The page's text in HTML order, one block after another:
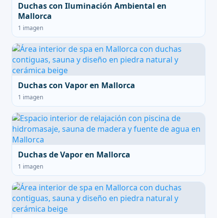
Duchas con Iluminación Ambiental en
Mallorca
1 imagen
Duchas con Vapor en Mallorca
1 imagen
Duchas de Vapor en Mallorca
1 imagen